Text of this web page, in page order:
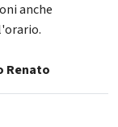
anche
Renato